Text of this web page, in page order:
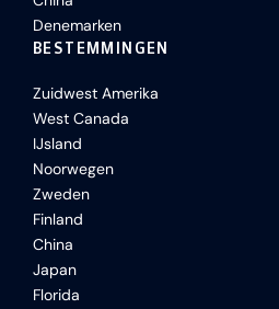
Denemarken
BESTEMMINGEN
Zuidwest Amerika
West Canada
IJsland
Noorwegen
Zweden
Finland
China
Japan
Florida